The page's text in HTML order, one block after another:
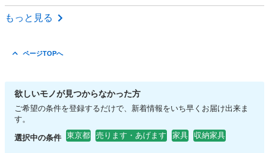
東京 江東区
もっと見る
ページTOPへ
欲しいモノが見つからなかった方
ご希望の条件を登録するだけで、新着情報をいち早くお届け出来ま
す。
選択中の条件 東京都 売ります・あげます 家具 収納家具